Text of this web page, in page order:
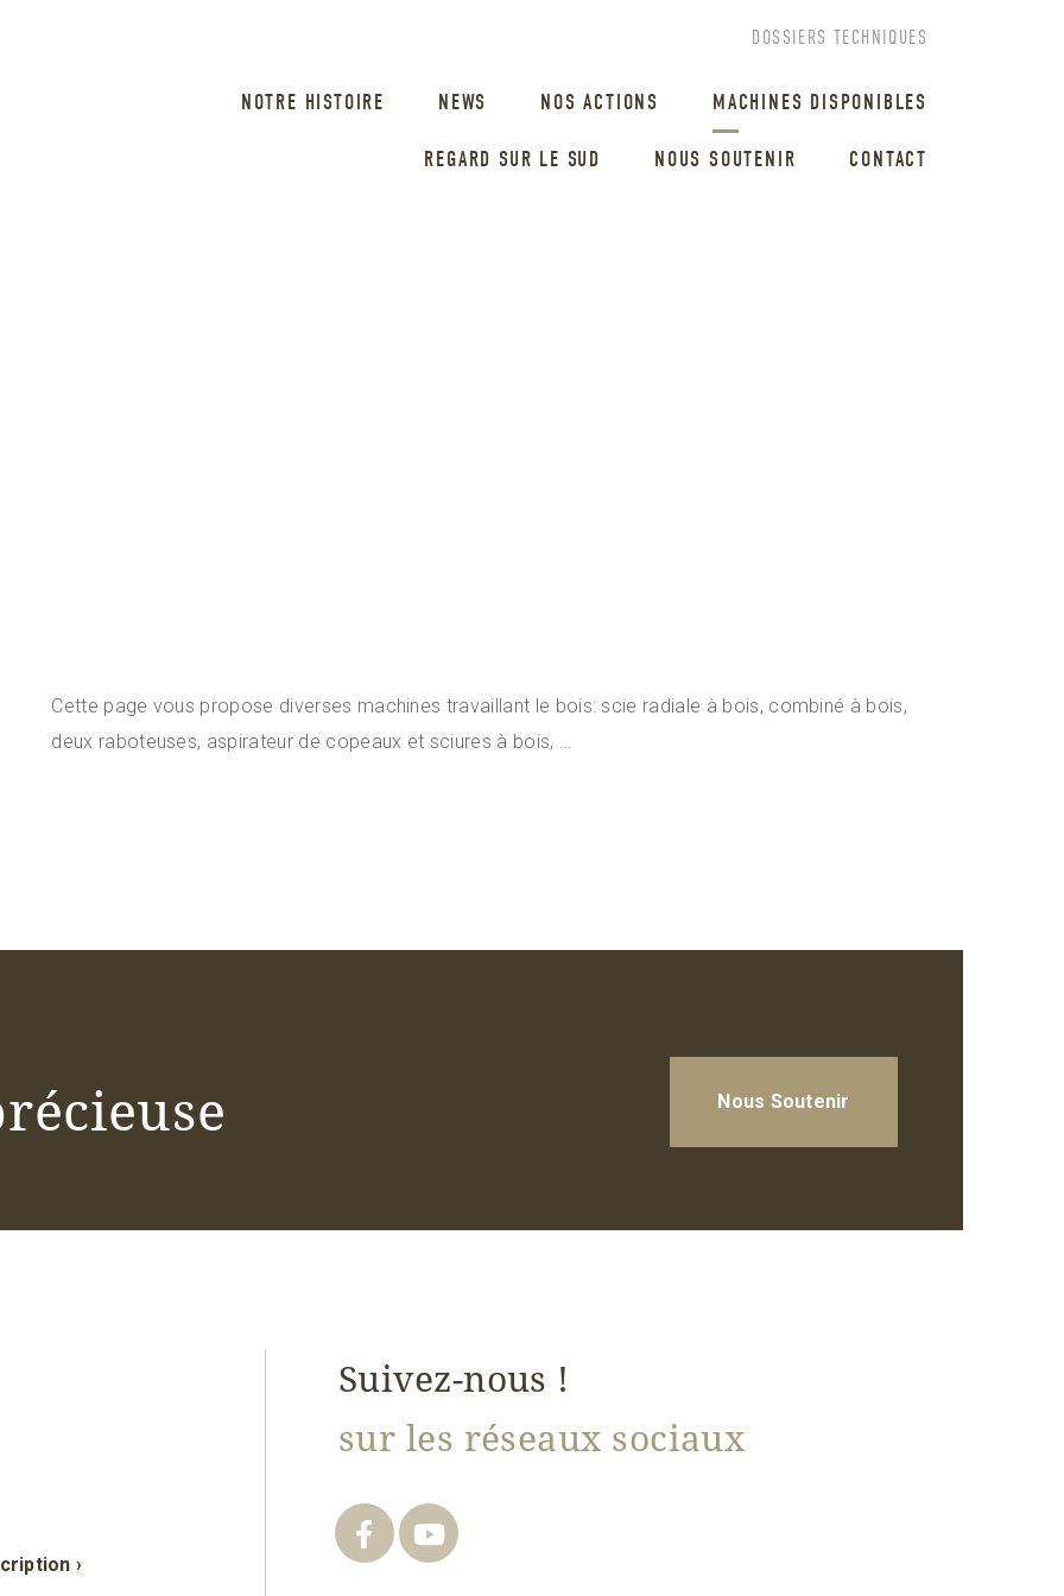
DOSSIERS TECHNIQUES
NOTRE HISTOIRE NEWS NOS ACTIONS MACHINES DISPONIBLES
REGARD SUR LE SUD NOUS SOUTENIR CONTACT
Cette page vous propose diverses machines travaillant le bois: scie radiale à bois, combiné à bois,
deux raboteuses, aspirateur de copeaux et sciures à bois, …
Nous Soutenir
›
Suivez-nous !
sur les réseaux sociaux